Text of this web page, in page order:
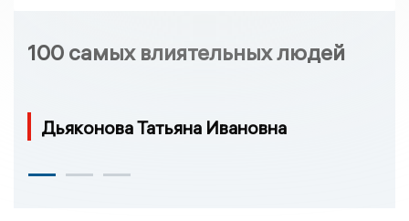
100 самых влиятельных людей
Дьяконова Татьяна Ивановна